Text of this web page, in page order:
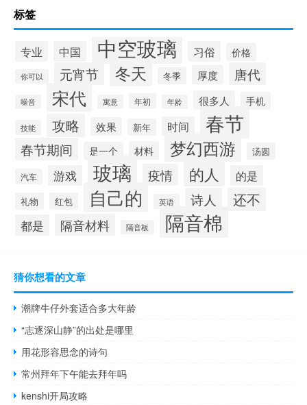
标签
专业 中国 中空玻璃 习俗 价格
你可以 元宵节 冬天 冬季 厚度 唐代
噪音 宋代 寓意 年初 年龄 很多人 手机
技能 攻略 效果 新年 时间 春节
春节期间 是一个 材料 梦幻西游 汤圆
汽车 游戏 玻璃 疫情 的人 的是
礼物 红包 自己的 英语 诗人 还不
都是 隔音材料 隔音板 隔音棉
猜你想看的文章
潮牌牛仔外套适合多大年龄
“志逐深山静”的出处是哪里
用花形容思念的诗句
常州拜年下午能去拜年吗
kenshi开局攻略